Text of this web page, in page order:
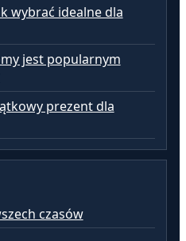
wybrać idealne dla
jest popularnym
prezent dla
czasów